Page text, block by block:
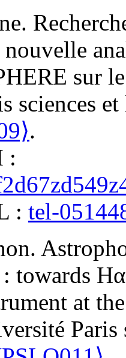
.
sur
sciences
.
:
: tel-
.
towards
at
Paris